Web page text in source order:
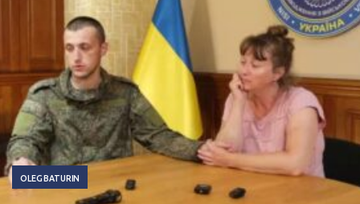
OLEG BATURIN